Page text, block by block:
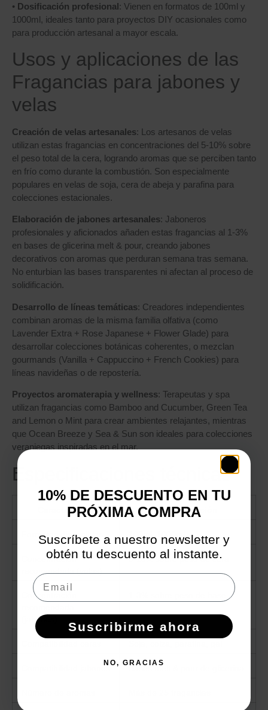
• Dosificación profesional: Vienen en formatos de 100ml y
1000ml, ideales tanto para proyectos DIY ocasionales como
para producción artesanal a mayor escala.
Usos y aplicaciones de las
Fragancias para jabones y
velas
Creación de velas artesanales: Los artesanos de velas
utilizan estas fragancias en concentraciones del 5-10% sobre
el peso total de la cera, logrando aromas que se perciben tanto
en frío como durante la combustión. Son especialmente
populares en velas de soja, cera de abeja y parafina para
colecciones estacionales.
Elaboración de jabones artesanales: Jaboneros
profesionales y aficionados añaden estas fragancias al 1-3%
en bases de glicerina melt & pour, creando jabones
decorativos con aromas que perduran semana tras semana.
No enturbian las bases transparentes ni afectan al proceso de
solidificación.
Desarrollo de líneas temáticas: Creadores independientes
combinan aromas de la misma familia olfativa (como
Lavender Extra + Rose Japanese + Flower Glade) para
desarrollar colecciones botánicas coherentes, o mezclan
gourmands (Vanilla + Cappuccino + French Cookies) para
líneas navideñas o de repostería.
Proyectos aromaterapia y wellness: Terapeutas y spa
utilizan fragancias como Bamboo and Cucumber, Green Tea
and Lemon o Mint para crear ambientes relajantes, mientras
que Ocean Breeze y Sea & Sun son ideales para colecciones
veraniegas inspiradas en el mar.
Especificaciones técnicas
Característica Especificación
Formatos disponibles 100ml, 1000ml
Concentración
5-10% sobre peso de cera
Concentración
(jabones)
Compatibilidad jabones Bases melt & pour de glicerina
10% DE DESCUENTO EN TU
PRÓXIMA COMPRA
Suscríbete a nuestro newsletter y
obtén tu descuento al instante.
Email
Suscribirme ahora
NO, GRACIAS